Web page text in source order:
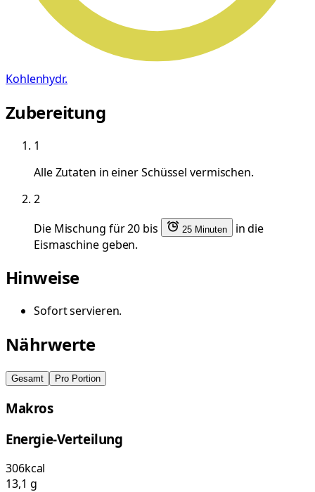
Kohlenhydr.
Zubereitung
1
Alle Zutaten in einer Schüssel vermischen.
2
Die Mischung für 20 bis
25 Minuten
in die
Eismaschine geben.
Hinweise
Sofort servieren.
Nährwerte
Gesamt Pro Portion
Makros
Energie-Verteilung
306kcal
13,1 g